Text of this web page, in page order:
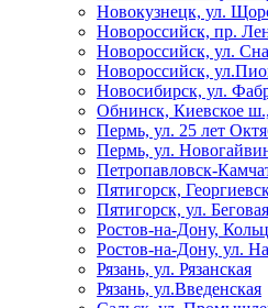
Новокузнецк, ул.
Новороссийск, пр.
Новороссийск, ул.
Новороссийск,
Новосибирск, ул.
Обнинск, Киевское
Пермь, ул. 25 лет
Пермь, ул.
Петропавловск-
Пятигорск,
Пятигорск, ул. Беговая
Ростов-на-Дону,
Ростов-на-Дону, ул.
Рязань, ул. Рязанская
Рязань, ул.Введенская